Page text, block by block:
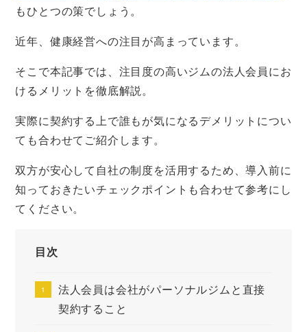
もひとつの策でしょう。
近年、健康経営への注目が高まっています。
そこで本記事では、注目度の高いジムの法人会員にお
けるメリットを徹底解説。
実際に契約する上で誰もが気になるデメリットについ
ても合わせてご紹介します。
双方が安心して自社の制度を活用するため、導入前に
知っておきたいチェックポイントも合わせて参考にし
てください。
目次
法人会員は会社がパーソナルジムと直接
契約すること